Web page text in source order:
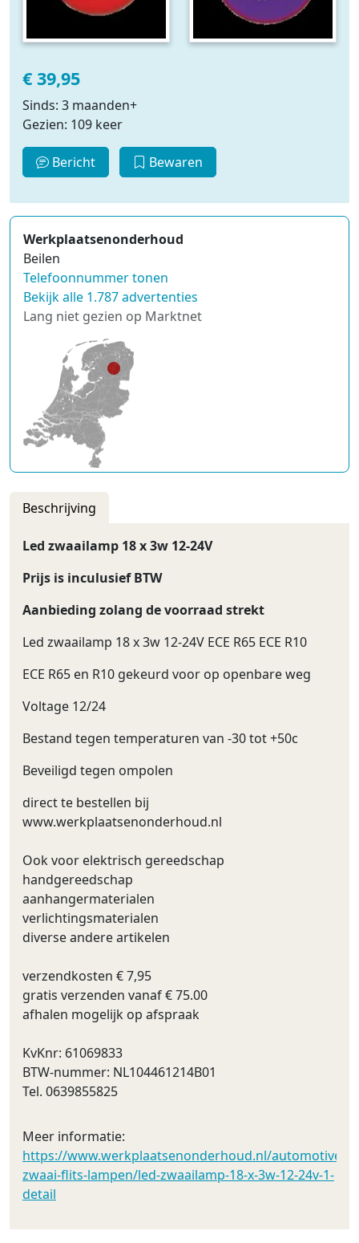
€ 39,95
Sinds: 3 maanden+
Gezien: 109 keer
Bericht Bewaren
Werkplaatsenonderhoud
Beilen
Telefoonnummer tonen
Bekijk alle 1.787 advertenties
Lang niet gezien op Marktnet
Beschrijving
Led zwaailamp 18 x 3w 12-24V
Prijs is inculusief BTW
Aanbieding zolang de voorraad strekt
Led zwaailamp 18 x 3w 12-24V ECE R65 ECE R10
ECE R65 en R10 gekeurd voor op openbare weg
Voltage 12/24
Bestand tegen temperaturen van -30 tot +50c
Beveiligd tegen ompolen
direct te bestellen bij
www.werkplaatsenonderhoud.nl
Ook voor elektrisch gereedschap
handgereedschap
aanhangermaterialen
verlichtingsmaterialen
diverse andere artikelen
verzendkosten € 7,95
gratis verzenden vanaf € 75.00
afhalen mogelijk op afspraak
KvKnr: 61069833
BTW-nummer: NL104461214B01
Tel. 0639855825
Meer informatie:
https://www.werkplaatsenonderhoud.nl/automotive/
zwaai-flits-lampen/led-zwaailamp-18-x-3w-12-24v-1-
detail